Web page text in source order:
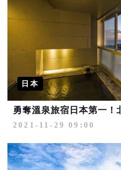
日本
2021-11-29 09:00